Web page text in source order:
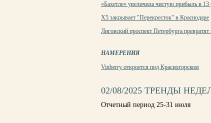
«Бахетле» увеличила чистую прибыль в 13
X5 закрывает "Перекресток" в Краснодаре
Лиговский проспект Петербурга
НАМЕРЕНИЯ
Vinberry откроется под Красногорском
02/08/2025 ТРЕНДЫ
Отчетный период 25-31 июля